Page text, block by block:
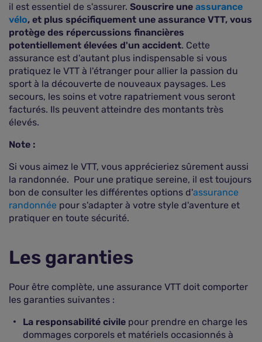
il est essentiel de s'assurer. Souscrire une assurance
vélo, et plus spécifiquement une assurance VTT, vous
protège des répercussions financières
potentiellement élevées d'un accident. Cette
assurance est d'autant plus indispensable si vous
pratiquez le VTT à l'étranger pour allier la passion du
sport à la découverte de nouveaux paysages. Les
secours, les soins et votre rapatriement vous seront
facturés. Ils peuvent atteindre des montants très
élevés.
Note :
Si vous aimez le VTT, vous apprécieriez sûrement aussi
la randonnée. Pour une pratique sereine, il est toujours
bon de consulter les différentes options d'assurance
randonnée pour s'adapter à votre style d'aventure et
pratiquer en toute sécurité.
Les garanties
Pour être complète, une assurance VTT doit comporter
les garanties suivantes :
La responsabilité civile pour prendre en charge les
dommages corporels et matériels occasionnés à